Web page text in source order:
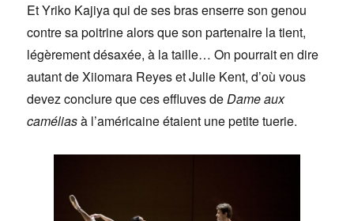
Et Yriko Kajiya qui de ses bras enserre son genou
contre sa poitrine alors que son partenaire la tient,
légèrement désaxée, à la taille… On pourrait en dire
autant de Xiiomara Reyes et Julie Kent, d’où vous
devez conclure que ces effluves deDame aux
caméliasà l’américaine étaient une petite tuerie.